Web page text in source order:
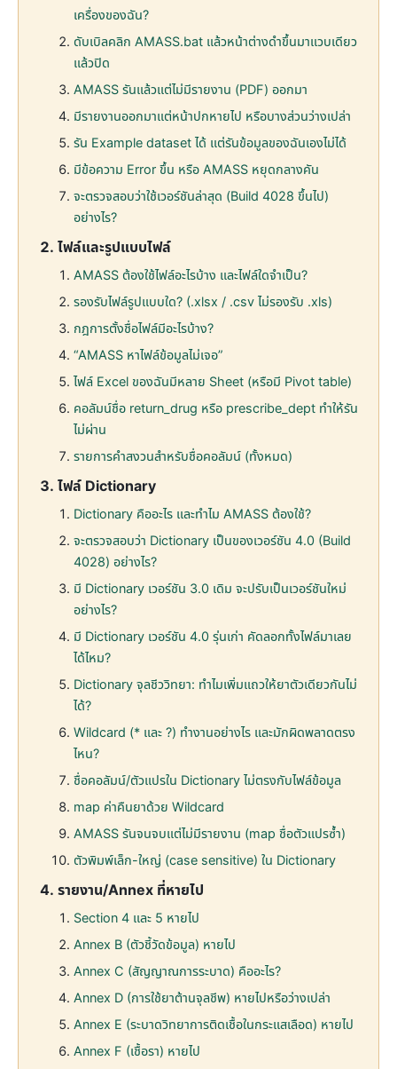
เครื่องของฉัน?
ดับเบิลคลิก AMASS.bat แล้วหน้าต่างดำขึ้นมาแวบเดียว
แล้วปิด
AMASS รันแล้วแต่ไม่มีรายงาน (PDF) ออกมา
มีรายงานออกมาแต่หน้าปกหายไป หรือบางส่วนว่างเปล่า
รัน Example dataset ได้ แต่รันข้อมูลของฉันเองไม่ได้
มีข้อความ Error ขึ้น หรือ AMASS หยุดกลางคัน
จะตรวจสอบว่าใช้เวอร์ชันล่าสุด (Build 4028 ขึ้นไป)
อย่างไร?
ไฟล์และรูปแบบไฟล์
AMASS ต้องใช้ไฟล์อะไรบ้าง และไฟล์ใดจำเป็น?
รองรับไฟล์รูปแบบใด? (.xlsx / .csv ไม่รองรับ .xls)
กฎการตั้งชื่อไฟล์มีอะไรบ้าง?
“AMASS หาไฟล์ข้อมูลไม่เจอ”
ไฟล์ Excel ของฉันมีหลาย Sheet (หรือมี Pivot table)
คอลัมน์ชื่อ return_drug หรือ prescribe_dept ทำให้รัน
ไม่ผ่าน
รายการคำสงวนสำหรับชื่อคอลัมน์ (ทั้งหมด)
ไฟล์ Dictionary
Dictionary คืออะไร และทำไม AMASS ต้องใช้?
จะตรวจสอบว่า Dictionary เป็นของเวอร์ชัน 4.0 (Build
4028) อย่างไร?
มี Dictionary เวอร์ชัน 3.0 เดิม จะปรับเป็นเวอร์ชันใหม่
อย่างไร?
มี Dictionary เวอร์ชัน 4.0 รุ่นเก่า คัดลอกทั้งไฟล์มาเลย
ได้ไหม?
Dictionary จุลชีววิทยา: ทำไมเพิ่มแถวให้ยาตัวเดียวกันไม่
ได้?
Wildcard (* และ ?) ทำงานอย่างไร และมักผิดพลาดตรง
ไหน?
ชื่อคอลัมน์/ตัวแปรใน Dictionary ไม่ตรงกับไฟล์ข้อมูล
map ค่าคืนยาด้วย Wildcard
AMASS รันจนจบแต่ไม่มีรายงาน (map ชื่อตัวแปรซ้ำ)
ตัวพิมพ์เล็ก-ใหญ่ (case sensitive) ใน Dictionary
รายงาน/Annex ที่หายไป
Section 4 และ 5 หายไป
Annex B (ตัวชี้วัดข้อมูล) หายไป
Annex C (สัญญาณการระบาด) คืออะไร?
Annex D (การใช้ยาต้านจุลชีพ) หายไปหรือว่างเปล่า
Annex E (ระบาดวิทยาการติดเชื้อในกระแสเลือด) หายไป
Annex F (เชื้อรา) หายไป